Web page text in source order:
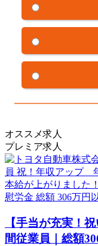
オススメ求人
プレミア求人
【手当が充実！
間従業員｜総額